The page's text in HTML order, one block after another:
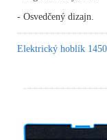
- Osvedčený dizajn.
Elektrický hoblík